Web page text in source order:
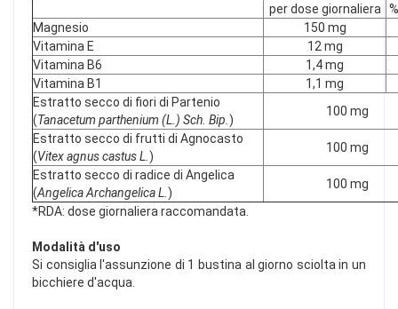
per dose giornaliera
Magnesio
150 mg
Vitamina E
12 mg
Vitamina B6
1,4 mg
Vitamina B1
1,1 mg
Estratto secco di fiori di Partenio
(Tanacetum parthenium (L.) Sch. Bip. )
100 mg
Estratto secco di frutti di Agnocasto
(Vitex agnus castus L. )
100 mg
Estratto secco di radice di Angelica
(Angelica Archangelica L. )
100 mg
*RDA: dose giornaliera raccomandata.
Modalità d'uso
Si consiglia l'assunzione di 1 bustina al giorno sciolta in un
bicchiere d'acqua.